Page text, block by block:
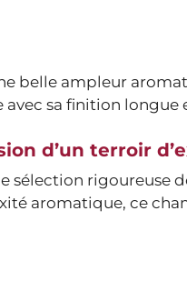
belle ampleur
avec sa finition longue
d’un terroir
sélection rigoureuse
aromatique, ce